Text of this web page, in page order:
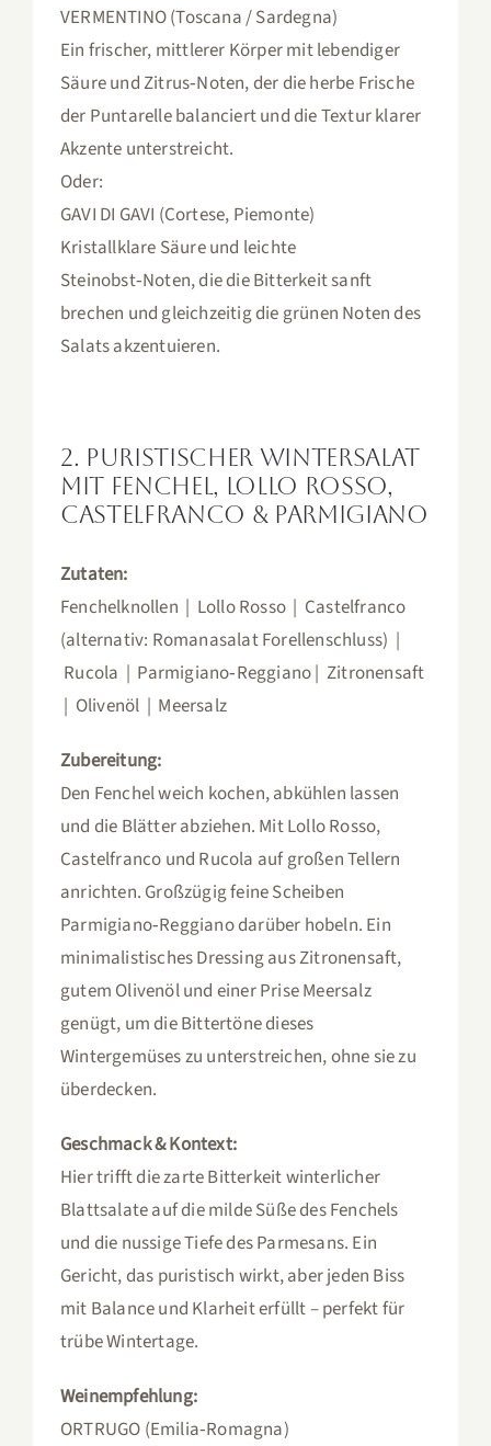
VERMENTINO (Toscana / Sardegna)
Ein frischer, mittlerer Körper mit lebendiger
Säure und Zitrus‑Noten, der die herbe Frische
der Puntarelle balanciert und die Textur klarer
Akzente unterstreicht.
Oder:
GAVI DI GAVI (Cortese, Piemonte)
Kristallklare Säure und leichte
Steinobst‑Noten, die die Bitterkeit sanft
brechen und gleichzeitig die grünen Noten des
Salats akzentuieren.
2. Puristischer Wintersalat
mit Fenchel, Lollo Rosso,
Castelfranco & Parmigiano
Zutaten:
Fenchelknollen | Lollo Rosso | Castelfranco
(alternativ: Romanasalat Forellenschluss) |
Rucola | Parmigiano‑Reggiano | Zitronensaft
| Olivenöl | Meersalz
Zubereitung:
Den Fenchel weich kochen, abkühlen lassen
und die Blätter abziehen. Mit Lollo Rosso,
Castelfranco und Rucola auf großen Tellern
anrichten. Großzügig feine Scheiben
Parmigiano‑Reggiano darüber hobeln. Ein
minimalistisches Dressing aus Zitronensaft,
gutem Olivenöl und einer Prise Meersalz
genügt, um die Bittertöne dieses
Wintergemüses zu unterstreichen, ohne sie zu
überdecken.
Geschmack & Kontext:
Hier trifft die zarte Bitterkeit winterlicher
Blattsalate auf die milde Süße des Fenchels
und die nussige Tiefe des Parmesans. Ein
Gericht, das puristisch wirkt, aber jeden Biss
mit Balance und Klarheit erfüllt – perfekt für
trübe Wintertage.
Weinempfehlung:
ORTRUGO (Emilia‑Romagna)